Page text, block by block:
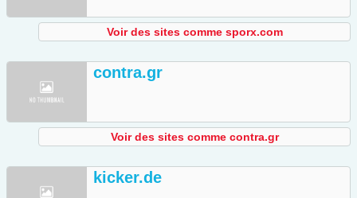
Voir des sites comme sporx.com
contra.gr
Voir des sites comme contra.gr
kicker.de